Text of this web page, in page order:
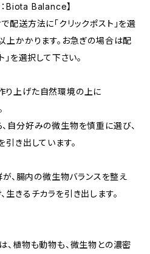
Biota Balance】
送方法に「クリックポスト」を選
上かかります。お急ぎの場合は配
」を選択して下さい。
り上げた自然環境の上に
自分好みの微生物を慎重に選び、
き出しています。
、腸内の微生物バランスを整え
きるチカラを引き出します。
、植物も動物も、微生物との濃密